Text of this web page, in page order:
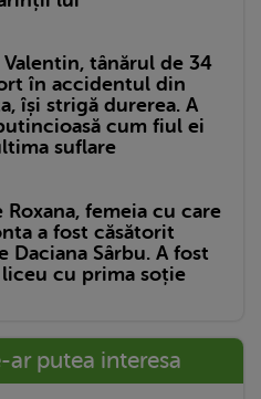
Valentin, tânărul de 34
în accidentul din
își strigă durerea. A
cum fiul ei
suflare
Roxana, femeia cu care
a fost căsătorit
Daciana Sârbu. A fost
cu prima soție
putea interesa